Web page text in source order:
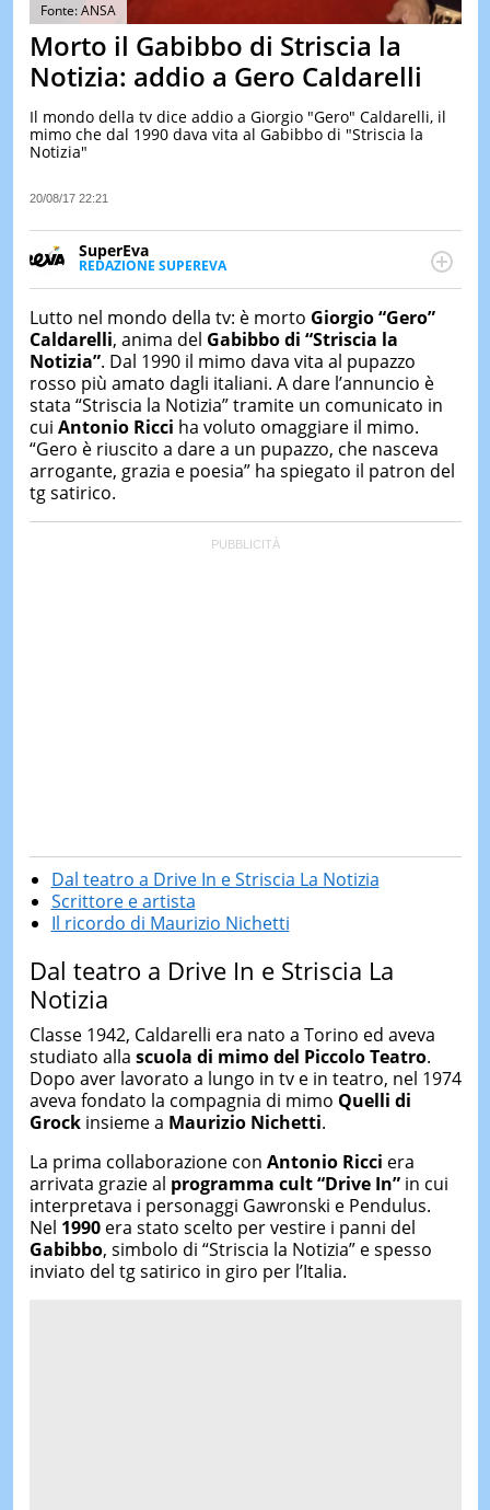
&
TEST
LE
DI
IERI
Fonte: ANSA
Morto il Gabibbo di Striscia la
Notizia: addio a Gero Caldarelli
Il mondo della tv dice addio a Giorgio "Gero" Caldarelli, il
mimo che dal 1990 dava vita al Gabibbo di "Striscia la
Notizia"
20/08/17 22:21
SuperEva
REDAZIONE SUPEREVA
SuperEva è il magazine di Italiaonline dedicato a
Pensato per tutti ma soprattutto per la GenZ, molto
“social” e sempre in cerca di notizie originali. Dalle
tendenze del momento ai fatti più strani alle
scoperte più divertenti: mille storie da scoprire ogni
giorno”
Lutto nel mondo della tv: è morto Giorgio “Gero”
Caldarelli, anima del Gabibbo di “Striscia la
Notizia”. Dal 1990 il mimo dava vita al pupazzo
rosso più amato dagli italiani. A dare l’annuncio è
stata “Striscia la Notizia” tramite un comunicato in
cui Antonio Ricci ha voluto omaggiare il mimo.
“Gero è riuscito a dare a un pupazzo, che nasceva
arrogante, grazia e poesia” ha spiegato il patron del
tg satirico.
Dal teatro a Drive In e Striscia La Notizia
Scrittore e artista
Il ricordo di Maurizio Nichetti
Dal teatro a Drive In e Striscia La
Notizia
Classe 1942, Caldarelli era nato a Torino ed aveva
studiato alla scuola di mimo del Piccolo Teatro.
Dopo aver lavorato a lungo in tv e in teatro, nel 1974
aveva fondato la compagnia di mimo Quelli di
Grockinsieme a Maurizio Nichetti.
La prima collaborazione con Antonio Ricci era
arrivata grazie al programma cult “Drive In”in cui
interpretava i personaggi Gawronski e Pendulus.
Nel 1990era stato scelto per vestire i panni del
Gabibbo, simbolo di “Striscia la Notizia” e spesso
inviato del tg satirico in giro per l’Italia.